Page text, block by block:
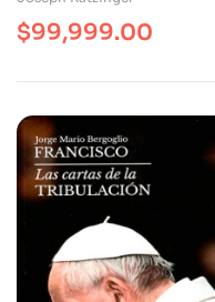
$99,999.00